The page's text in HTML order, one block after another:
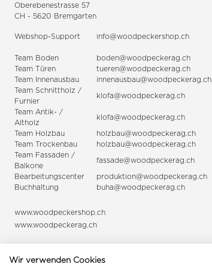
Oberebenestrasse 57
CH - 5620 Bremgarten
Webshop-Support info@woodpeckershop.ch
Team Boden
boden@woodpeckerag.ch
Team Türen
tueren@woodpeckerag.ch
Team Innenausbau
innenausbau@woodpeckerag.ch
Team Schnittholz /
Furnier
klofa@woodpeckerag.ch
Team Antik- /
Altholz
klofa@woodpeckerag.ch
Team Holzbau
holzbau@woodpeckerag.ch
Team Trockenbau
holzbau@woodpeckerag.ch
Team Fassaden /
Balkone
fassade@woodpeckerag.ch
Bearbeitungscenter
produktion@woodpeckerag.ch
Buchhaltung
buha@woodpeckerag.ch
www.woodpeckershop.ch
www.woodpeckerag.ch
Wir verwenden Cookies